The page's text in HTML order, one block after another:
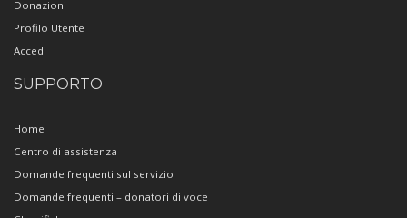
Donazioni
Profilo Utente
Accedi
SUPPORTO
Home
Centro di assistenza
Domande frequenti sul servizio
Domande frequenti – donatori di voce